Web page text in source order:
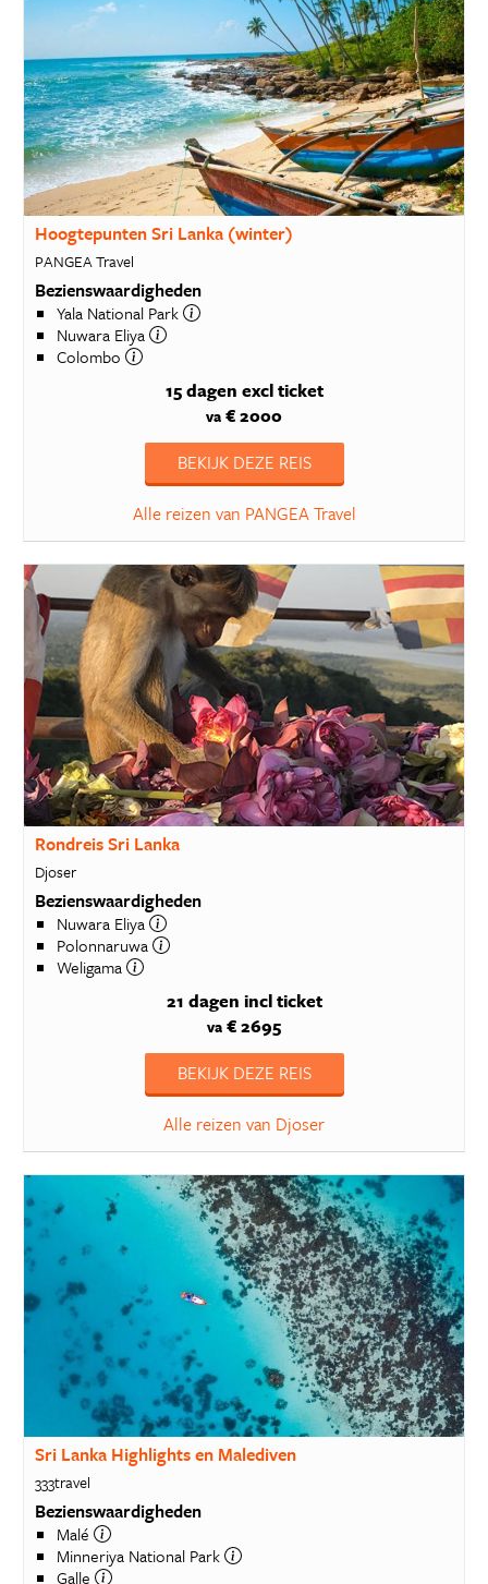
Hoogtepunten Sri Lanka (winter)
PANGEA Travel
Bezienswaardigheden
Yala National Park
Nuwara Eliya
Colombo
15 dagen excl ticket
va € 2000
BEKIJK DEZE REIS
Alle reizen van PANGEA Travel
Rondreis Sri Lanka
Djoser
Bezienswaardigheden
Nuwara Eliya
Polonnaruwa
Weligama
21 dagen incl ticket
va € 2695
BEKIJK DEZE REIS
Alle reizen van Djoser
Sri Lanka Highlights en Malediven
333travel
Bezienswaardigheden
Malé
Minneriya National Park
Galle